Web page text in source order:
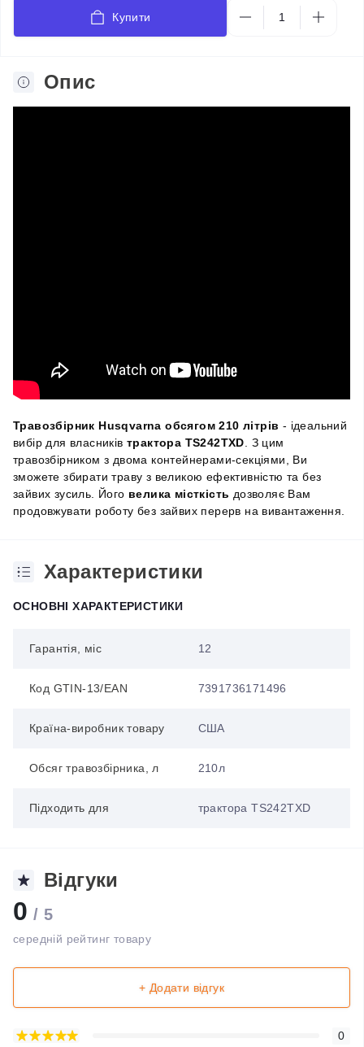
Купити
Опис
Травозбірник Husqvarna обсягом 210 літрів - ідеальний
вибір для власників трактора TS242TXD . З цим
травозбірником з двома контейнерами-секціями, Ви
зможете збирати траву з великою ефективністю та без
зайвих зусиль. Його велика місткість дозволяє Вам
продовжувати роботу без зайвих перерв на вивантаження.
Характеристики
ОСНОВНІ ХАРАКТЕРИСТИКИ
Гарантія, міс 12
Код GTIN-13/EAN 7391736171496
Країна-виробник товару США
Обсяг травозбірника, л 210л
Підходить для трактора TS242TXD
Відгуки
0 / 5
середній рейтинг товару
+ Додати відгук
0